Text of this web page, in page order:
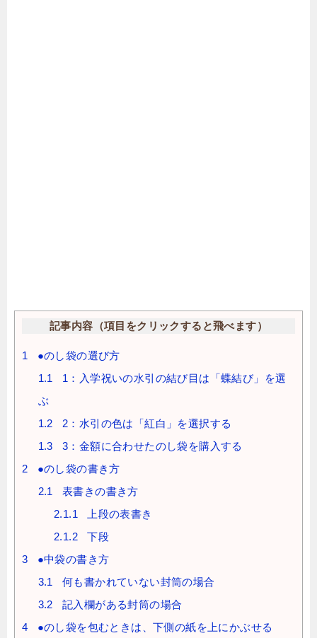
記事内容（項目をクリックすると飛べます）
1 ●のし袋の選び方
1.1
1：入学祝いの水引の結び目は「蝶結び」を選
ぶ
1.2 2：水引の色は「紅白」を選択する
1.3 3：金額に合わせたのし袋を購入する
2 ●のし袋の書き方
2.1
表書きの書き方
2.1.1 上段の表書き
2.1.2 下段
3 ●中袋の書き方
3.1
何も書かれていない封筒の場合
3.2 記入欄がある封筒の場合
4 ●のし袋を包むときは、下側の紙を上にかぶせる